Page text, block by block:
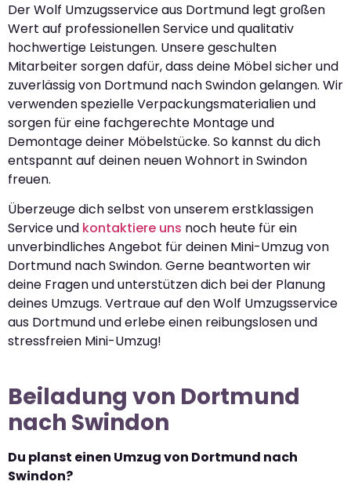
Der Wolf Umzugsservice aus Dortmund legt großen
Wert auf professionellen Service und qualitativ
hochwertige Leistungen. Unsere geschulten
Mitarbeiter sorgen dafür, dass deine Möbel sicher und
zuverlässig von Dortmund nach Swindon gelangen. Wir
verwenden spezielle Verpackungsmaterialien und
sorgen für eine fachgerechte Montage und
Demontage deiner Möbelstücke. So kannst du dich
entspannt auf deinen neuen Wohnort in Swindon
freuen.
Überzeuge dich selbst von unserem erstklassigen
Service und kontaktiere uns noch heute für ein
unverbindliches Angebot für deinen Mini-Umzug von
Dortmund nach Swindon. Gerne beantworten wir
deine Fragen und unterstützen dich bei der Planung
deines Umzugs. Vertraue auf den Wolf Umzugsservice
aus Dortmund und erlebe einen reibungslosen und
stressfreien Mini-Umzug!
Beiladung von Dortmund
nach Swindon
Du planst einen Umzug von Dortmund nach
Swindon?